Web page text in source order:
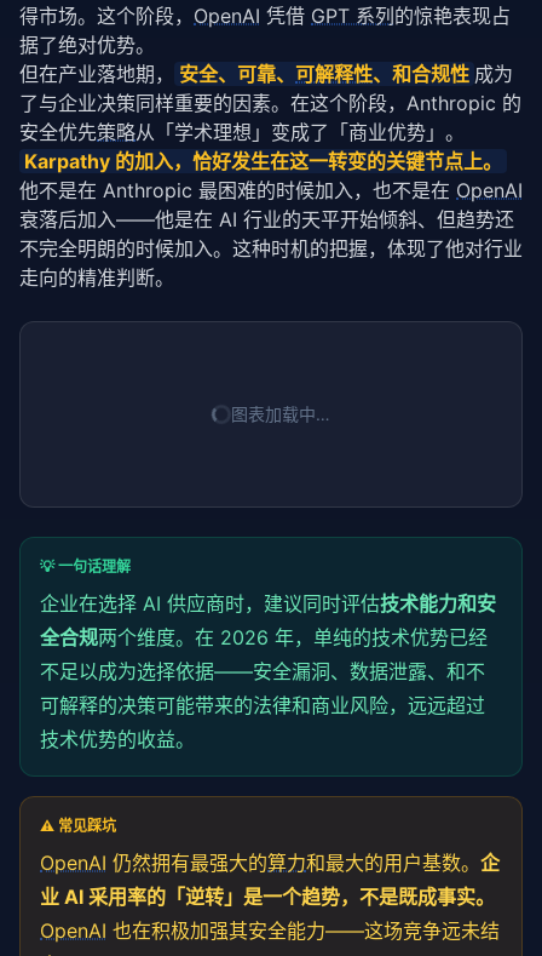
得市场。这个阶段， OpenAI 凭借 GPT 系列 的惊艳表现占
据了绝对优势。
但在产业落地期，
安全、可靠、 可解释性、和合规性 成为
了与企业决策同样重要的因素。在这个阶段，Anthropic 的
安全优先策略从「学术理想」变成了「商业优势」。
Karpathy 的加入，恰好发生在这一转变的关键节点上。
他不是在 Anthropic 最困难的时候加入，也不是在 OpenAI
衰落后加入——他是在 AI 行业的天平开始倾斜、但趋势还
不完全明朗的时候加入。这种时机的把握，体现了他对行业
走向的精准判断。
图表加载中…
💡 一句话理解
企业在选择 AI 供应商时，建议同时评估技术能力和安
全合规两个维度。在 2026 年，单纯的技术优势已经
不足以成为选择依据——安全漏洞、数据泄露、和不
可解释的决策可能带来的法律和商业风险，远远超过
技术优势的收益。
⚠️ 常见踩坑
OpenAI 仍然拥有最强大的算力和最大的用户基数。 企
业 AI 采用率的「逆转」是一个趋势，不是既成事实。
OpenAI 也在积极加强其安全能力——这场竞争远未结